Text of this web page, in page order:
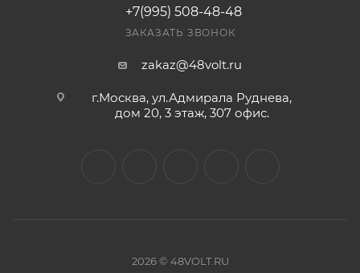
+7(995) 508-48-48
ЗАКАЗАТЬ ЗВОНОК
zakaz@48volt.ru
г.Москва, ул.Адмирала Руднева,
дом 20, 3 этаж, 307 офис.
2026 © 48VOLT.RU